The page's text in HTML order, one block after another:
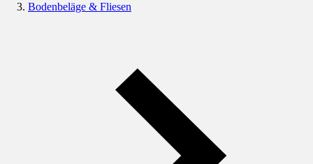
Bodenbeläge & Fliesen